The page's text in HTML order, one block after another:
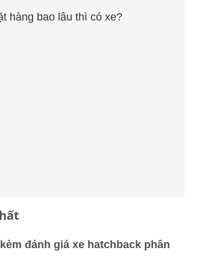
hàng bao lâu thì có xe?
đánh giá xe hatchback phân